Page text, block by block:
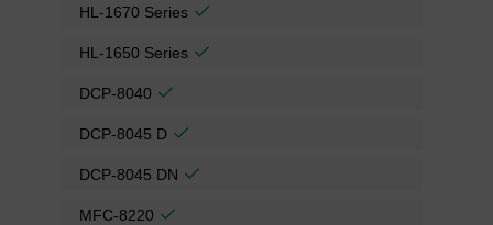
HL-1670 Series
HL-1650 Series
DCP-8040
DCP-8045 D
DCP-8045 DN
MFC-8220